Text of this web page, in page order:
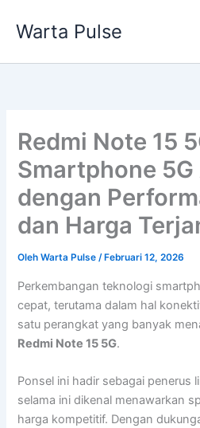
Warta Pulse
Redmi Note 15
Smartphone 5G
dengan
dan Harga
OlehWarta Pulse/ Februari 12, 2026
Perkembangan teknologi
cepat, terutama dalam hal
satu perangkat yang banyak
Redmi Note 15 5G.
Ponsel ini hadir sebagai penerus
selama ini dikenal menawarkan
harga kompetitif. Dengan